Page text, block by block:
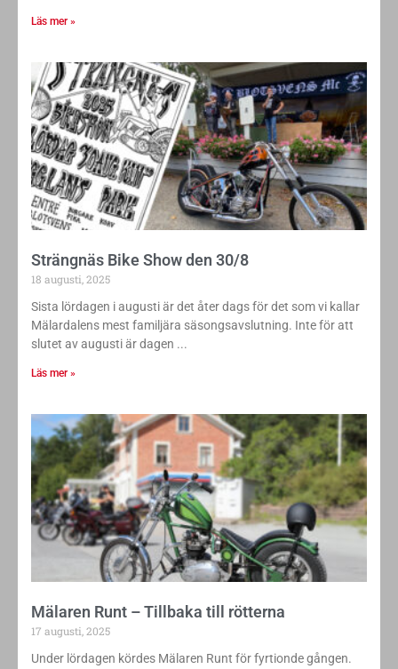
Läs mer »
Strängnäs Bike Show den 30/8
18 augusti, 2025
Sista lördagen i augusti är det åter dags för det som vi kallar
Mälardalens mest familjära säsongsavslutning. Inte för att
slutet av augusti är dagen
Läs mer »
Mälaren Runt – Tillbaka till rötterna
17 augusti, 2025
Under lördagen kördes Mälaren Runt för fyrtionde gången.